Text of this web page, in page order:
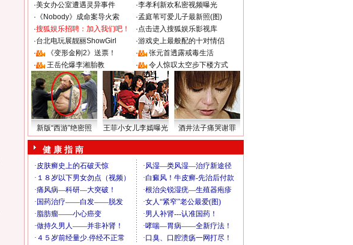
·美女办公室遭遇灵异事件 ·李孝利新欢私密视频曝光
· 《Nobody》成命案导火索 ·孟庭苇可爱儿子最新照(图)
·搜狐娱乐招聘：加入我们吧！ ·点击进入搜狐娱乐影视库
·台北电玩展靓丽ShowGirl ·游戏史上最般配的十对情侣
·
《变形金刚2》送票！ ·
张元首透露戒毒生活
·
王岳伦爆李湘胎教 · 令人惊叹太空步下楼方式
新版“西游”绝密照 王菲小女儿李嫣曝光 酒井法子痛哭谢罪
健 康 指 南